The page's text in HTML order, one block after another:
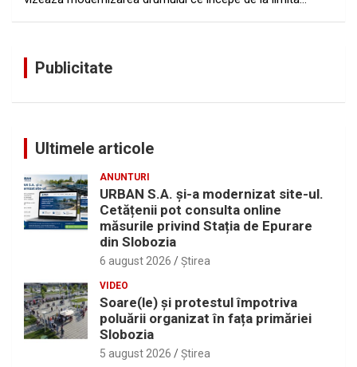
Publicitate
Ultimele articole
ANUNTURI
URBAN S.A. și-a modernizat site-ul.
Cetățenii pot consulta online
măsurile privind Stația de Epurare
din Slobozia
6 august 2026 Ştirea
VIDEO
Soare(le) și protestul împotriva
poluării organizat în fața primăriei
Slobozia
5 august 2026 Ştirea